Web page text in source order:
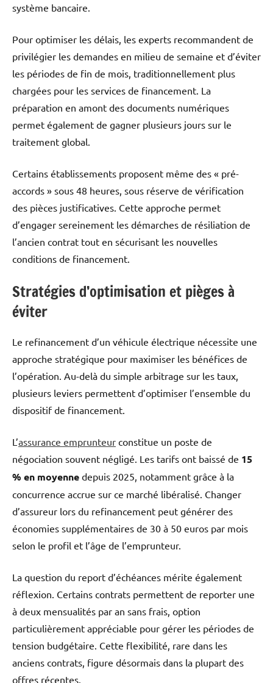
système bancaire.
Pour optimiser les délais, les experts recommandent de
privilégier les demandes en milieu de semaine et d’éviter
les périodes de fin de mois, traditionnellement plus
chargées pour les services de financement. La
préparation en amont des documents numériques
permet également de gagner plusieurs jours sur le
traitement global.
Certains établissements proposent même des « pré-
accords » sous 48 heures, sous réserve de vérification
des pièces justificatives. Cette approche permet
d’engager sereinement les démarches de résiliation de
l’ancien contrat tout en sécurisant les nouvelles
conditions de financement.
Stratégies d’optimisation et pièges à
éviter
Le refinancement d’un véhicule électrique nécessite une
approche stratégique pour maximiser les bénéfices de
l’opération. Au-delà du simple arbitrage sur les taux,
plusieurs leviers permettent d’optimiser l’ensemble du
dispositif de financement.
L’assurance emprunteur constitue un poste de
négociation souvent négligé. Les tarifs ont baissé de 15
% en moyenne depuis 2025, notamment grâce à la
concurrence accrue sur ce marché libéralisé. Changer
d’assureur lors du refinancement peut générer des
économies supplémentaires de 30 à 50 euros par mois
selon le profil et l’âge de l’emprunteur.
La question du report d’échéances mérite également
réflexion. Certains contrats permettent de reporter une
à deux mensualités par an sans frais, option
particulièrement appréciable pour gérer les périodes de
tension budgétaire. Cette flexibilité, rare dans les
anciens contrats, figure désormais dans la plupart des
offres récentes.